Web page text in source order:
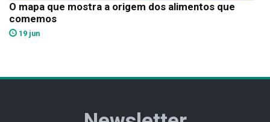
O mapa que mostra a origem dos alimentos que
comemos
19 jun